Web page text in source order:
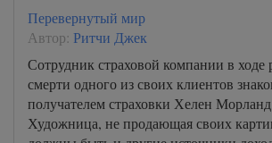
Перевернутый мир
Автор: Ритчи Джек
Сотрудник страховой компании в ходе
смерти одного из своих клиентов
получателем страховки Хелен
Художница, не продающая своих